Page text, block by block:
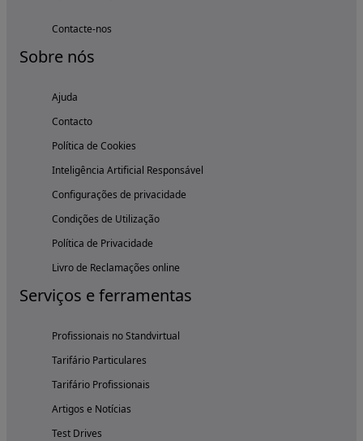
Contacte-nos
Sobre nós
Ajuda
Contacto
Política de Cookies
Inteligência Artificial Responsável
Configurações de privacidade
Condições de Utilização
Política de Privacidade
Livro de Reclamações online
Serviços e ferramentas
Profissionais no Standvirtual
Tarifário Particulares
Tarifário Profissionais
Artigos e Notícias
Test Drives